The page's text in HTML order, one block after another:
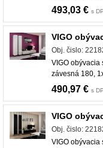
493,03 € s
VIGO
Obj. čislo:
VIGO obývacia
závesná 180,
490,97 € s
VIGO
Obj. čislo:
VIGO obývacia